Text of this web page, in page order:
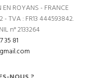
EN ROYANS - FRANCE
TVA : FR13 444593842.
n° 2133264
35 81